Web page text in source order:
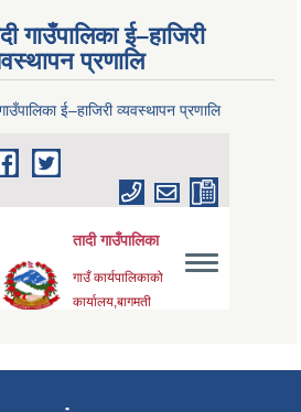
गाउँपालिका ई–हाजिरी
प्रणालि
ई–हाजिरी व्यवस्थापन प्रणालि